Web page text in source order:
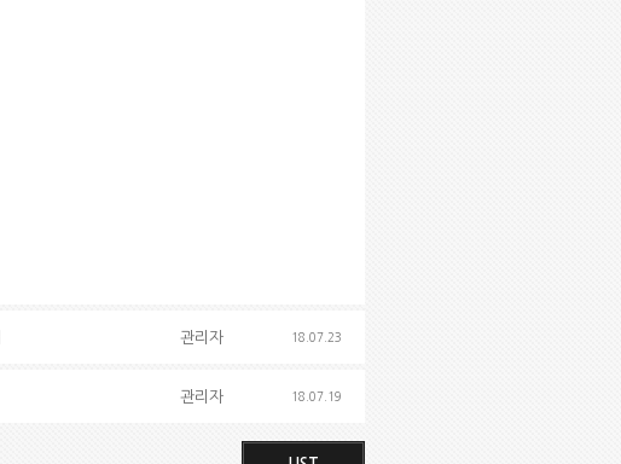
관리자 18.07.23
관리자 18.07.19